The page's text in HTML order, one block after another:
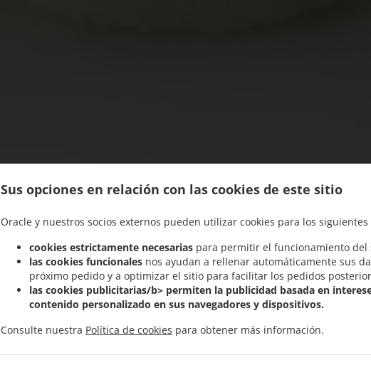
Sus opciones en relación con las cookies de este sitio
Oracle y nuestros socios externos pueden utilizar cookies para los siguientes
cookies estrictamente necesarias para permitir el funcionamiento del
las cookies funcionales nos ayudan a rellenar automáticamente sus
próximo pedido y a optimizar el sitio para facilitar los pedidos
las cookies publicitarias/b> permiten la publicidad basada en
contenido personalizado en sus navegadores y dispositivos.
Consulte nuestra Política de cookies para obtener más información.
Ofrecemos Servicio a Domicilio o Recoger en el Local
Reservar mesa Ver el MENÚ y PEDIR